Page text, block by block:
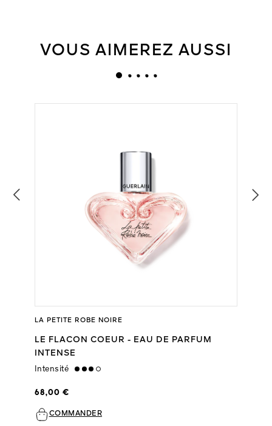
VOUS AIMEREZ AUSSI
LA PETITE ROBE NOIRE
LE FLACON COEUR - EAU DE PARFUM
INTENSE
Intensité high
68,00 €
COMMANDER